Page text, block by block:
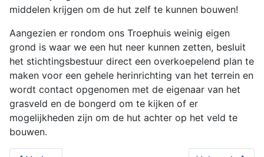
middelen krijgen om de hut zelf te kunnen bouwen!
Aangezien er rondom ons Troephuis weinig eigen
grond is waar we een hut neer kunnen zetten, besluit
het stichtingsbestuur direct een overkoepelend plan te
maken voor een gehele herinrichting van het terrein en
wordt contact opgenomen met de eigenaar van het
grasveld en de bongerd om te kijken of er
mogelijkheden zijn om de hut achter op het veld te
bouwen.